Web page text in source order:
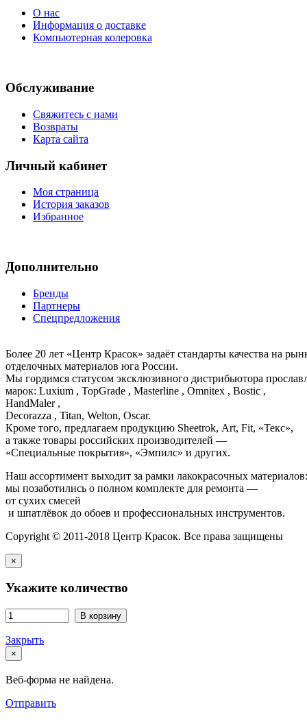
О нас
Информация о доставке
Компьютерная колеровка
Обслуживание
Свяжитесь с нами
Возвраты
Карта сайта
Личный кабинет
Моя страница
История заказов
Избранное
Дополнительно
Бренды
Партнеры
Спецпредложения
Более 20 лет «Центр Красок» задаёт стандарты качества на
отделочных материалов юга России.
Мы гордимся статусом эксклюзивного дистрибьютора
марок: Luxium , TopGrade , Masterline , Omnitex , Bostic ,
HandMaler ,
Decorazza , Titan, Welton, Oscar.
Кроме того, предлагаем продукцию Sheetrok, Art, Fit, «Текс»,
а также товары российских производителей —
«Специальные покрытия», «Эмпилс» и других.
Наш ассортимент выходит за рамки лакокрасочных
мы позаботились о полном комплекте для ремонта —
от сухих смесей
и шпатлёвок до обоев и профессиональных инструментов.
Copyright © 2011-2018 Центр Красок. Все права защищены
×
Укажите количество
В корзину
Закрыть
×
Веб-форма не найдена.
Отправить